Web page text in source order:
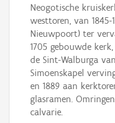
Neogotische
westtoren, van 1845-
Nieuwpoort) ter
1705 gebouwde
de Sint-Walburga
Simoenskapel
en 1889 aan
glasramen.
calvarie.